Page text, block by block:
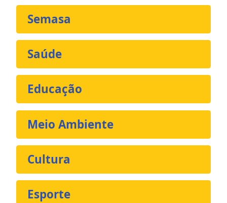
Semasa
Saúde
Educação
Meio Ambiente
Cultura
Esporte